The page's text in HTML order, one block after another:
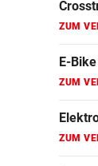
ZUM
ZUM
ZUM